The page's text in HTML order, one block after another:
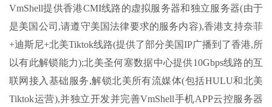
VmShell提供香港CMI线路的虚拟服务器和独立服务器(由于
是美国公司,请遵守美国法律要求的服务内容),香港支持奈菲
+迪斯尼+北美Tiktok线路(提供了部分美国IP广播到了香港,所
以有此解锁能力);北美圣何塞数据中心提供10Gbps线路的互
联网接入基础服务,解锁北美所有流媒体(包括HULU和北美
Tiktok运营),并独立开发并完善VmShell手机APP云控服务器